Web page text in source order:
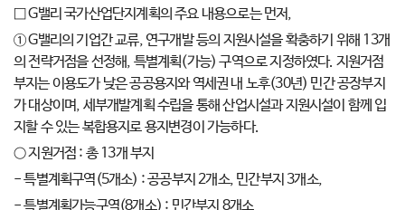
□ G밸리 국가산업단지계획의 주요 내용으로는 먼저,
① G밸리의 기업간 교류, 연구개발 등의 지원시설을 확충하기 위해 13개
의 전략거점을 선정해, 특별계획(가능) 구역으로 지정하였다. 지원거점
부지는 이용도가 낮은 공공용지와 역세권 내 노후(30년) 민간 공장부지
가 대상이며, 세부개발계획 수립을 통해 산업시설과 지원시설이 함께 입
지할 수 있는 복합용지로 용지변경이 가능하다.
○ 지원거점 : 총 13개 부지
- 특별계획구역(5개소) : 공공부지 2개소, 민간부지 3개소,
- 특별계획가능구역(8개소) : 민간부지 8개소